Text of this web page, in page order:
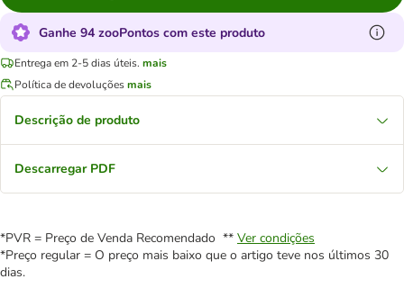
Ganhe 94 zooPontos com este produto
Entrega em 2-5 dias úteis. mais
Política de devoluçõesmais
Descrição de produto
Descarregar PDF
*PVR = Preço de Venda Recomendado ** Ver condições
*Preço regular = O preço mais baixo que o artigo teve nos últimos 30
dias.